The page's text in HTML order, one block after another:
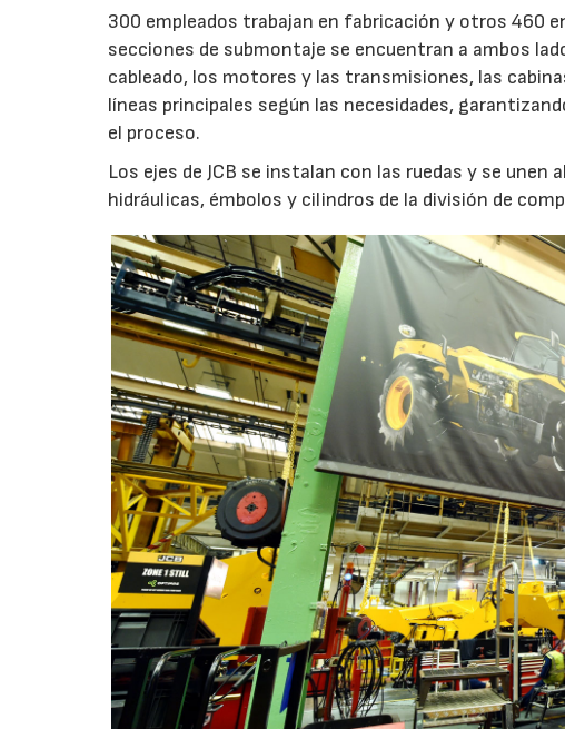
300 empleados trabajan en fabricación y otros 460
secciones de submontaje se encuentran a ambos
cableado, los motores y las transmisiones, las
líneas principales según las necesidades,
el proceso.
Los ejes de JCB se instalan con las ruedas y se
hidráulicas, émbolos y cilindros de la división de